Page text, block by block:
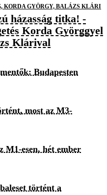
KORDA GYÖRGY, BALÁZS KLÁRI
házasság titka! -
Korda Györggyel
Klárival
Budapesten
most az M3-
M1-esen, hét ember
történt a